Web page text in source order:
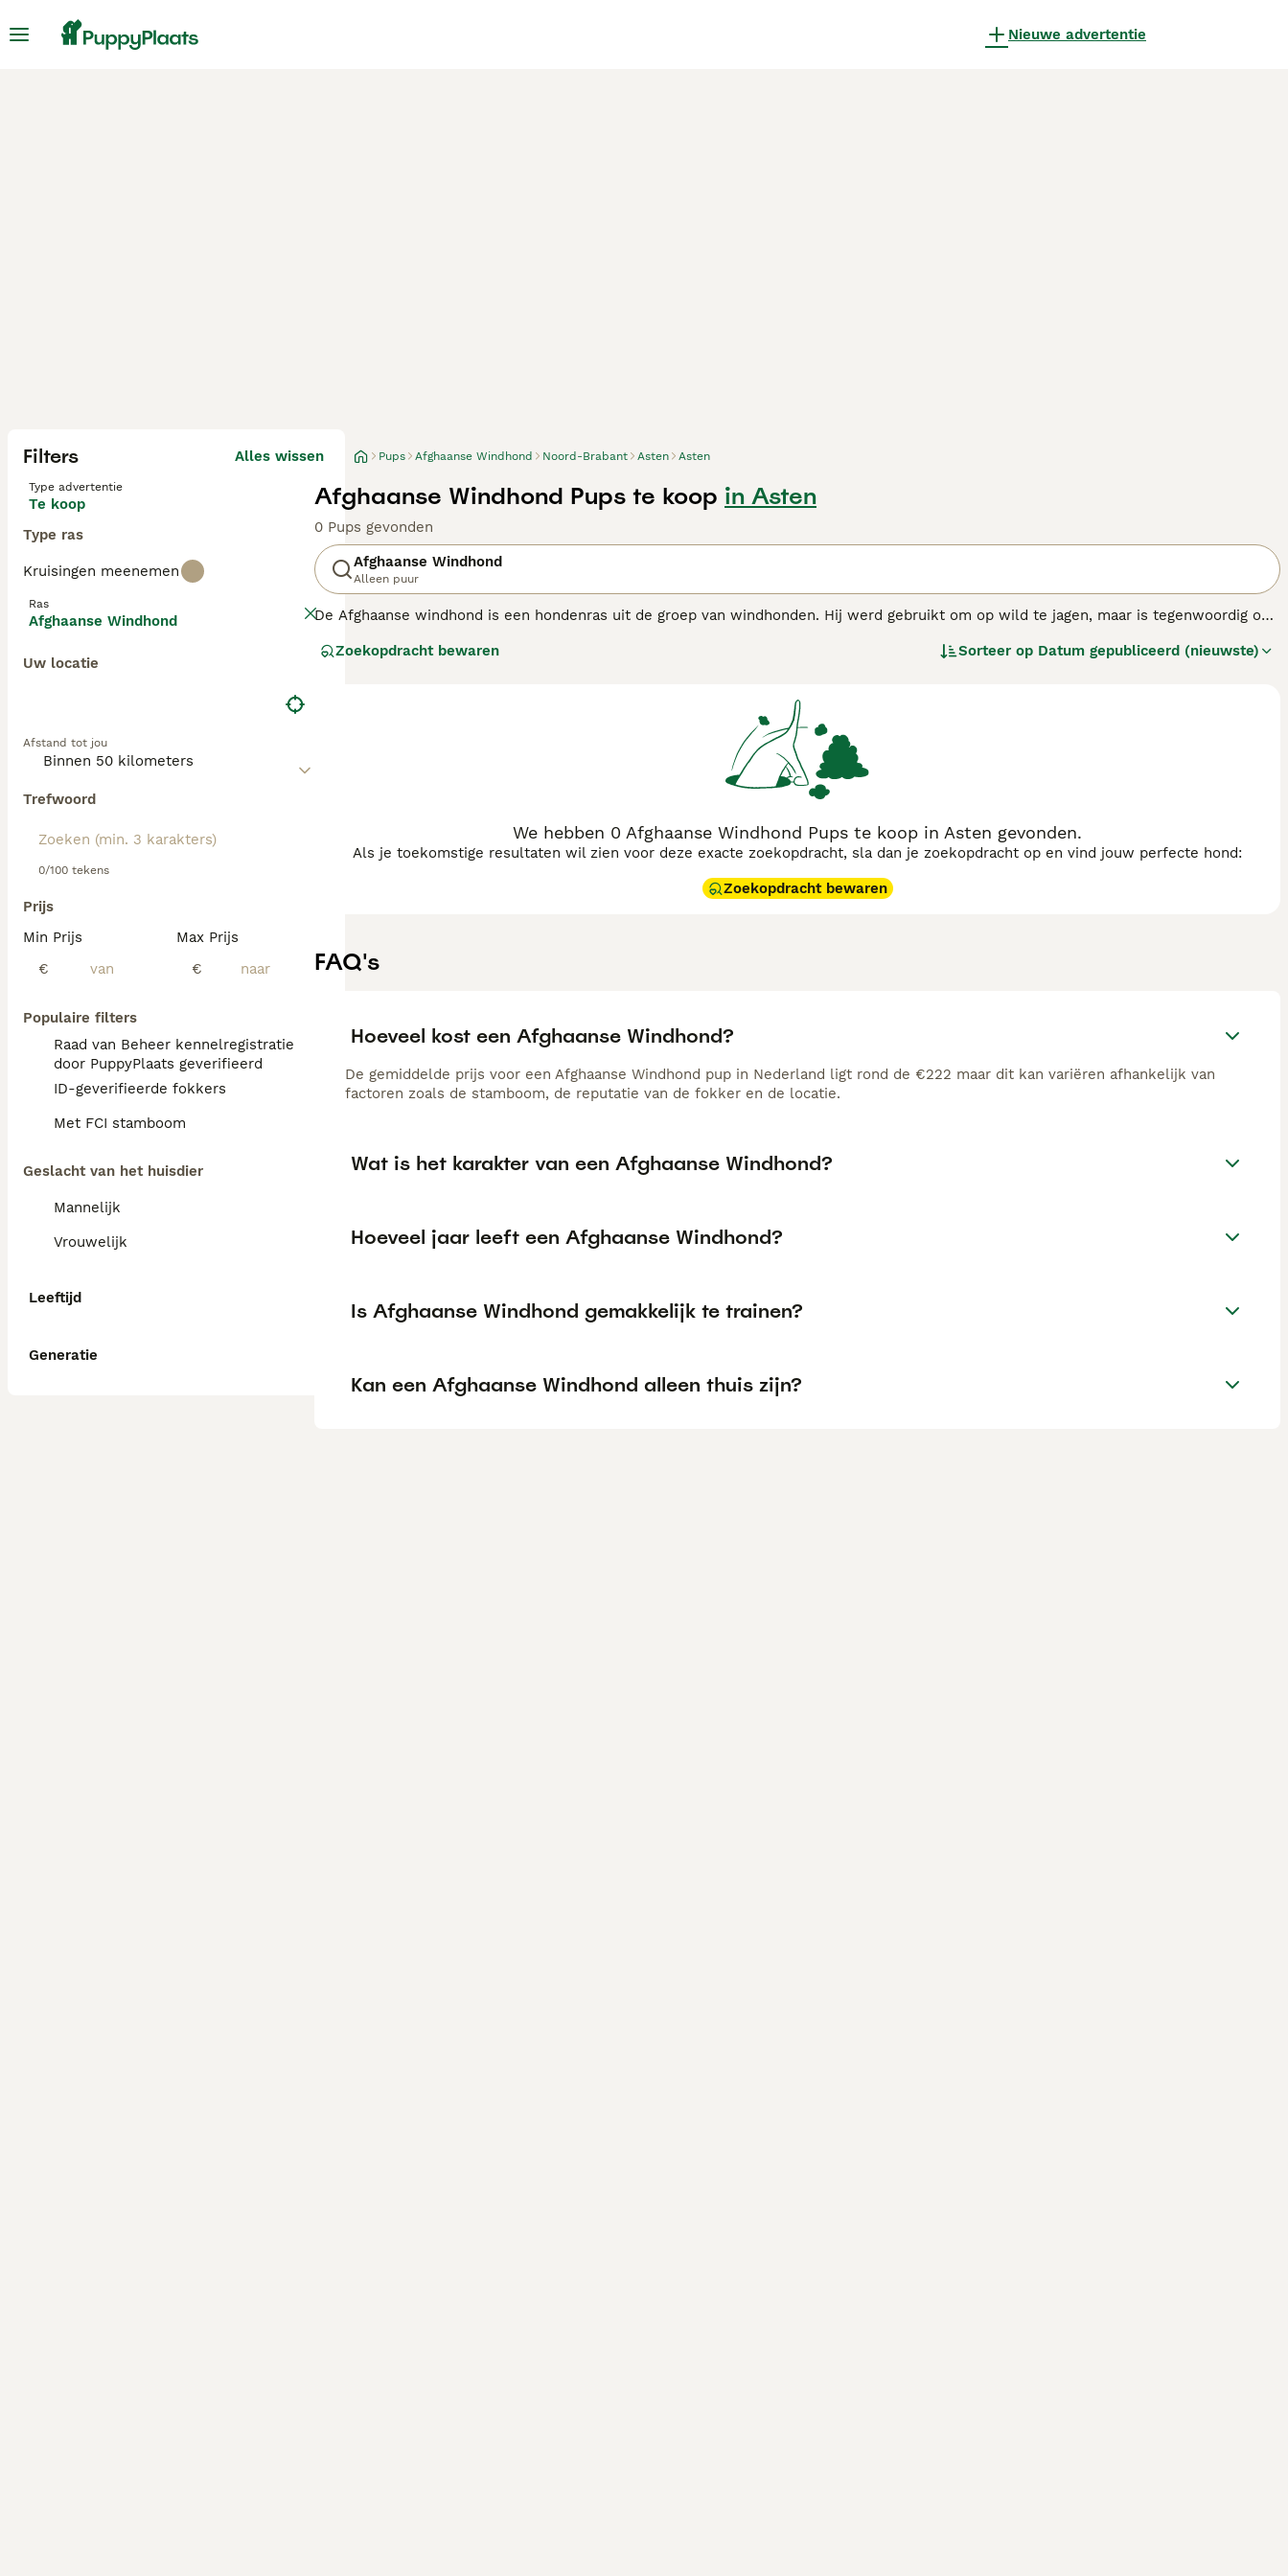
Nieuwe advertentie
Filters Alles wissen
Type advertentie
Te koop
Type ras
Kruisingen meenemen
Ras
Afghaanse Windhond
Uw locatie
Afstand tot jou
Trefwoord
0/100 tekens
Prijs
Min Prijs
€
Max Prijs
€
Populaire filters
Raad van Beheer kennelregistratie
door PuppyPlaats geverifieerd
ID-geverifieerde fokkers
Met FCI stamboom
Geslacht van het huisdier
Mannelijk
Vrouwelijk
Leeftijd
Generatie
Pups Afghaanse Windhond Noord-Brabant Asten Asten
Afghaanse Windhond Pups te koop in Asten
0 Pups gevonden
Afghaanse Windhond
Alleen puur
De Afghaanse windhond is een hondenras uit de groep van windhonden. Hij werd gebruikt om op wild te jagen, maar is tegenwoordig ook
meteen bekend door hun optredens als ren- en tentoonstellingshond. De Afghaanse Windhond is vrij onafhankelijk en heeft een
voor informatie over dit hondenras.
Zoekopdracht bewaren Sorteer op Datum gepubliceerd (nieuwste)
We hebben 0 Afghaanse Windhond Pups te koop in Asten gevonden.
Als je toekomstige resultaten wil zien voor deze exacte zoekopdracht, sla dan je zoekopdracht op en vind jouw perfecte hond:
Zoekopdracht bewaren
FAQ's
Hoeveel kost een Afghaanse Windhond?
De gemiddelde prijs voor een Afghaanse Windhond pup in Nederland ligt rond de €222 maar dit kan variëren afhankelijk van
factoren zoals de stamboom, de reputatie van de fokker en de locatie.
Wat is het karakter van een Afghaanse Windhond?
Hoeveel jaar leeft een Afghaanse Windhond?
Is Afghaanse Windhond gemakkelijk te trainen?
Kan een Afghaanse Windhond alleen thuis zijn?